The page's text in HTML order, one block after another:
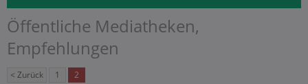
Öffentliche Mediatheken,
Empfehlungen
< Zurück 1 2